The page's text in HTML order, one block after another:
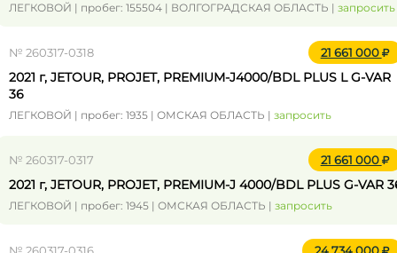
ЛЕГКОВОЙ | пробег: 155504 | ВОЛГОГРАДСКАЯ ОБЛАСТЬ | запросить
№ 260317-0318 21 661 000
2021 г, JETOUR, PROJET, PREMIUM-J4000/BDL PLUS L G-VAR
36
ЛЕГКОВОЙ | пробег: 1935 | ОМСКАЯ ОБЛАСТЬ | запросить
№ 260317-0317 21 661 000
2021 г, JETOUR, PROJET, PREMIUM-J 4000/BDL PLUS G-VAR
ЛЕГКОВОЙ | пробег: 1945 | ОМСКАЯ ОБЛАСТЬ | запросить